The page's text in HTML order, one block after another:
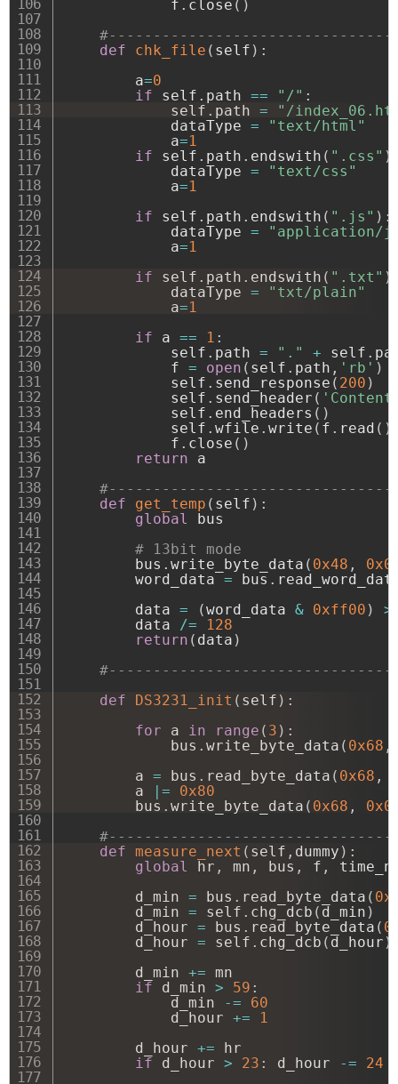
            f
. close ( )
def
chk_file ( self ) :
        a
=0
if self . path == "/" :
            self
. path =
"/
            dataType
=
"text/html"
            a
=1
if self . path . endswith ( ".css" )
            dataType
=
"text/css"
            a
=1
if self . path . endswith ( ".js" ) :
            dataType
=
"application/
            a
=1
if self . path . endswith ( ".txt" )
            dataType
=
"txt/plain"
            a
=1
if a == 1 :
            self
. path = "." + self .
            f
= open ( self . path , 'rb' )
            self
. send_response ( 200 )
            self
. send_header (
            self
. end_headers ( )
            self
. wfile . write ( f . read ( )
            f
. close ( )
return a
def
get_temp ( self ) :
global bus
# 13bit mode
        bus
. write_byte_data ( 0x48 ,
        word_data
= bus .
        data
= (word_data & 0xff00 )
        data
/=
128
return ( data )
def
DS3231_init ( self ) :
for a in range ( 3 ) :
            bus
. write_byte_data ( 0x68 ,
        a
= bus . read_byte_data ( 0x68 ,
        a
| =
0x80
        bus
. write_byte_data ( 0x68 ,
def measure_next ( self , dummy ) :
global hr , mn , bus , f ,
        d_min
= bus . read_byte_data (
        d_min
= self . chg_dcb ( d_min )
        d_hour
= bus . read_byte_data (
        d_hour
= self . chg_dcb ( d_hour )
        d_min
+= mn
if d_min > 59 :
            d_min
-=
60
            d_hour
+=
1
        d_hour
+= hr
if d_hour > 23 : d_hour -=
24